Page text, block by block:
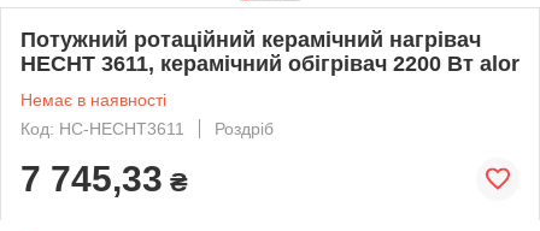
Потужний ротаційний керамічний нагрівач
HECHT 3611, керамічний обігрівач 2200 Вт alor
Немає в наявності
Код: HC-HECHT3611
Роздріб
7 745,33 ₴